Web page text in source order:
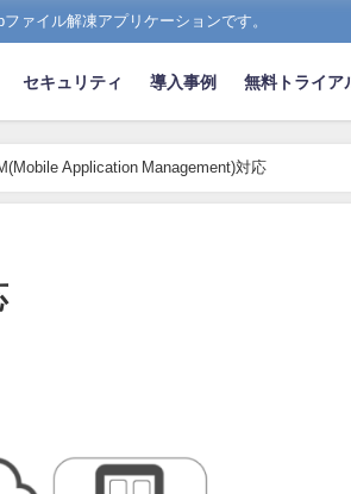
ァイル解凍アプリケーションです。
セキュリティ 導入事例 無料トライア
Application Management)対応